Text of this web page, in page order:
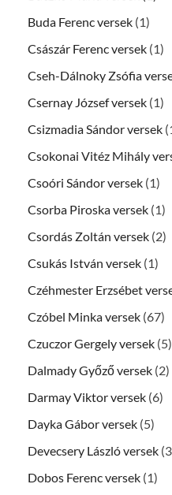
Buda Ferenc versek (1)
Császár Ferenc versek (1)
Cseh-Dálnoky Zsófia
Csernay József versek (1)
Csizmadia Sándor versek
Csokonai Vitéz Mihály
Csoóri Sándor versek (1)
Csorba Piroska versek (1)
Csordás Zoltán versek (2)
Csukás István versek (1)
Czéhmester Erzsébet
Czóbel Minka versek (67)
Czuczor Gergely versek (5)
Dalmady Győző versek (2)
Darmay Viktor versek (6)
Dayka Gábor versek (5)
Devecsery László versek
Dobos Ferenc versek (1)